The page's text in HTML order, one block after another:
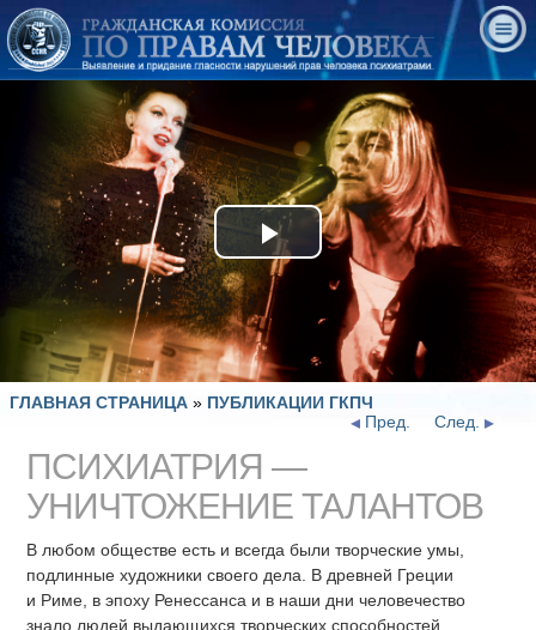
Play
Video
ГЛАВНАЯ СТРАНИЦА » ПУБЛИКАЦИИ ГКПЧ
След.
Пред.
ПСИХИАТРИЯ —
УНИЧТОЖЕНИЕ ТАЛАНТОВ
В любом обществе есть и всегда были творческие умы,
подлинные художники своего дела. В древней Греции
и Риме, в эпоху Ренессанса и в наши дни человечество
знало людей выдающихся творческих способностей,